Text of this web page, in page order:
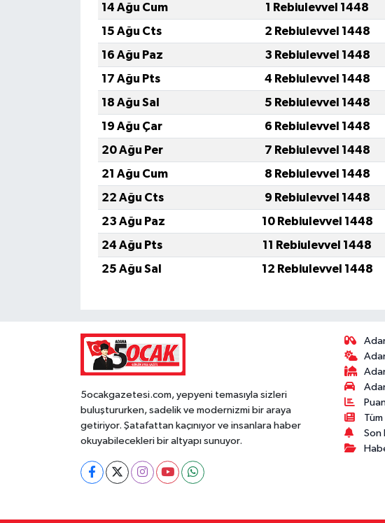
14 Ağu Cum
1 Rebiulevvel 1448
15 Ağu Cts
2 Rebiulevvel 1448
16 Ağu Paz
3 Rebiulevvel 1448
17 Ağu Pts
4 Rebiulevvel 1448
18 Ağu Sal
5 Rebiulevvel 1448
19 Ağu Çar
6 Rebiulevvel 1448
20 Ağu Per
7 Rebiulevvel 1448
21 Ağu Cum
8 Rebiulevvel 1448
22 Ağu Cts
9 Rebiulevvel 1448
23 Ağu Paz
10 Rebiulevvel 1448
24 Ağu Pts
11 Rebiulevvel 1448
25 Ağu Sal
12 Rebiulevvel 1448
5ocakgazetesi.com, yepyeni temasıyla sizleri
buluştururken, sadelik ve modernizmi bir araya
getiriyor. Şatafattan kaçınıyor ve insanlara haber
okuyabilecekleri bir altyapı sunuyor.
Son